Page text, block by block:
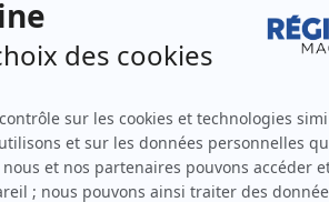
Supplément
Ici c'est Le